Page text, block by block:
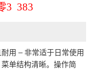
3 383
用 – 非常适于日常使用
单结构清晰。操作简